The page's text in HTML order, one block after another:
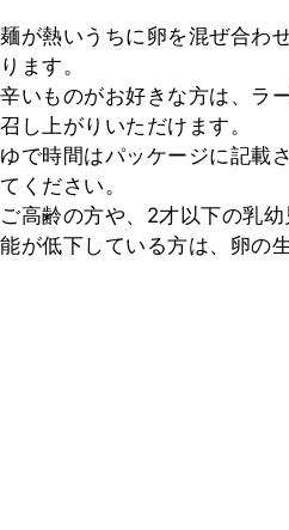
麺が熱いうちに卵を混ぜ合わ
ります。
辛いものがお好きな方は、ラ
召し上がりいただけます。
ゆで時間はパッケージに記載
てください。
ご高齢の方や、2才以下の乳
能が低下している方は、卵の